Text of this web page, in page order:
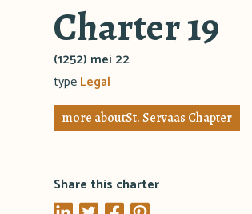
Charter 19
(1252) mei 22
typeLegal
more aboutSt. Servaas Chapter
Share this charter